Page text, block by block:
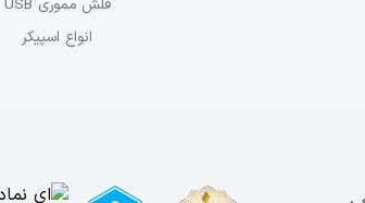
فلش مموری USB
انواع اسپیکر